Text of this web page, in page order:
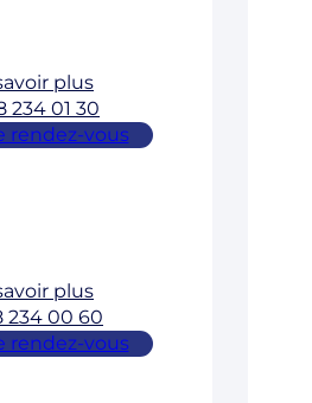
plus
234 01 30
rendez-vous
plus
234 00 60
rendez-vous